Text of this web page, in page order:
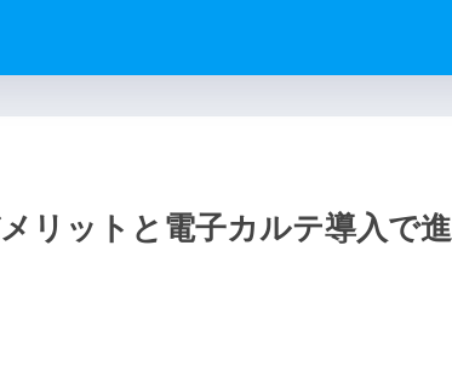
リットと電子カルテ導入で進